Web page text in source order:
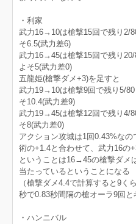
・利家
武力16→10は槍撃15回で残り
そ6.5(武力差6)
武力16→45は槍撃15回で残り
よそ5(武力差0)
五龍姫(槍撃ダメ+3)を足すと
武力19→10は槍撃9回で残り5/
そ10.4(武力差9)
武力19→45は槍撃12回で残り
そ8(武力差0)
アクション攻城は1回0.43%な
術の+1.4と合わせて、武力16の
ということは16→45の槍撃ダメ
当たっているということになる
（槍撃ダメ4.4で計算すると9く
秒で0.83秒間隔の槍オーラ9回と
・ハンニバル